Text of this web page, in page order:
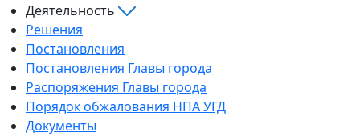
Деятельность
Решения
Постановления
Постановления Главы города
Распоряжения Главы города
Порядок обжалования НПА УГД
Документы